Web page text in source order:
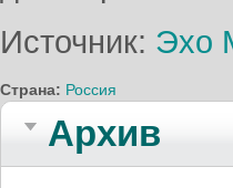
Источник: Эхо
Страна: Россия
Архив